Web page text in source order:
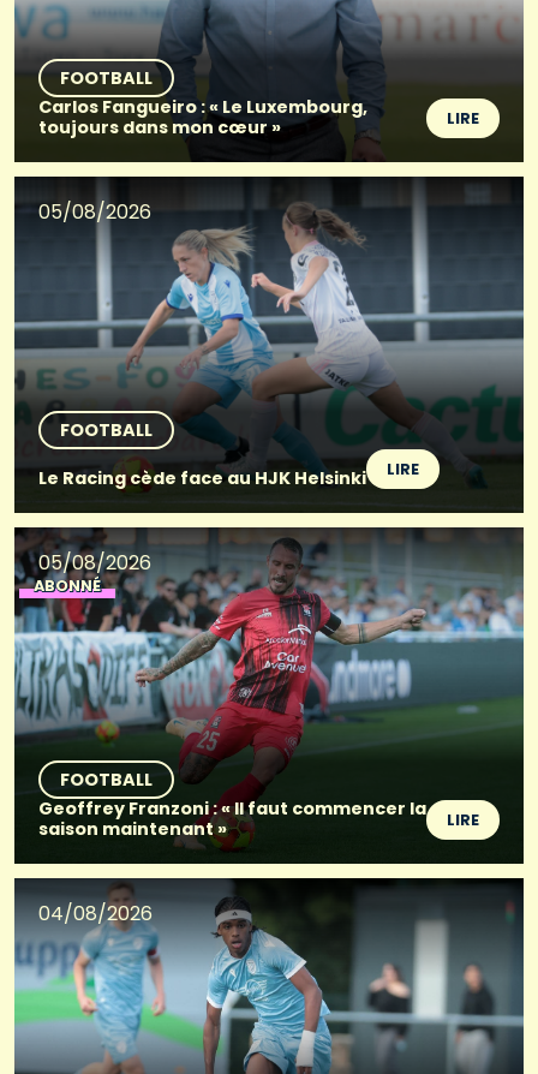
FOOTBALL
Carlos Fangueiro : « Le Luxembourg,
toujours dans mon cœur »
LIRE
05/08/2026
FOOTBALL
Le Racing cède face au HJK Helsinki
LIRE
05/08/2026
ABONNÉ
FOOTBALL
Geoffrey Franzoni : « Il faut commencer la
saison maintenant »
LIRE
04/08/2026